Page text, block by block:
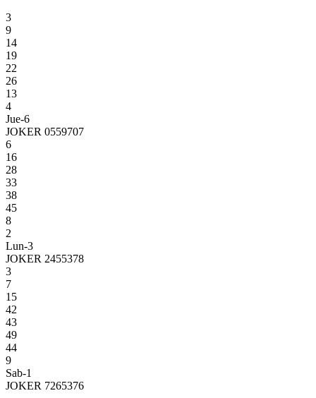
3
9
14
19
22
26
13
4
Jue-6
JOKER 0559707
6
16
28
33
38
45
8
2
Lun-3
JOKER 2455378
3
7
15
42
43
49
44
9
Sab-1
JOKER 7265376